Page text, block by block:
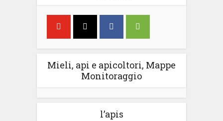
Mieli, api e apicoltori, Mappe
Monitoraggio
l’apis